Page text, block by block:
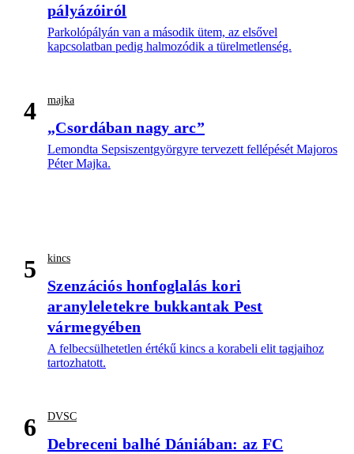
pályázóiról
Parkolópályán van a második ütem, az elsővel
kapcsolatban pedig halmozódik a türelmetlenség.
4 majka
„Csordában nagy arc”
Lemondta Sepsiszentgyörgyre tervezett fellépését Majoros
Péter Majka.
5 kincs
Szenzációs honfoglalás kori
aranyleletekre bukkantak Pest
vármegyében
A felbecsülhetetlen értékű kincs a korabeli elit tagjaihoz
tartozhatott.
6 DVSC
Debreceni balhé Dániában: az FC